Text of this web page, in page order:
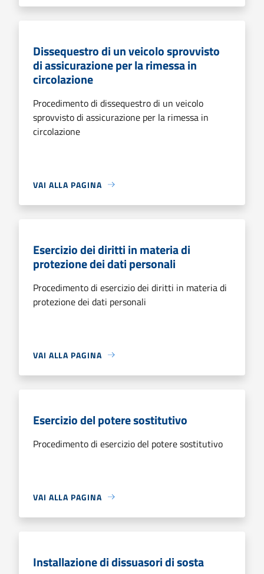
Dissequestro di un veicolo sprovvisto
di assicurazione per la rimessa in
circolazione
Procedimento di dissequestro di un veicolo
sprovvisto di assicurazione per la rimessa in
circolazione
VAI ALLA PAGINA
Esercizio dei diritti in materia di
protezione dei dati personali
Procedimento di esercizio dei diritti in materia di
protezione dei dati personali
VAI ALLA PAGINA
Esercizio del potere sostitutivo
Procedimento di esercizio del potere sostitutivo
VAI ALLA PAGINA
Installazione di dissuasori di sosta